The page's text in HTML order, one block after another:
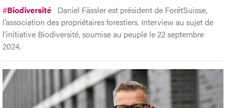
#Biodiversité Daniel Fässler est président de ForêtSuisse,
l’association des propriétaires forestiers. Interview au sujet de
l'initiative Biodiversité, soumise au peuple le 22 septembre
2024.